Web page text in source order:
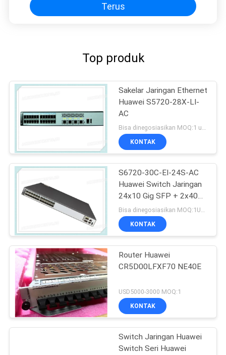
Terus
Top produk
Sakelar Jaringan Ethernet
Huawei S5720-28X-LI-
AC
KONTAK
S6720-30C-EI-24S-AC
Huawei Switch Jaringan
24x10 Gig SFP + 2x40
Gig QSFP + Port
KONTAK
Router Huawei
CR5D00LFXF70 NE40E
USD5000-3000 MOQ:1
KONTAK
Switch Jaringan Huawei
Switch Seri Huawei